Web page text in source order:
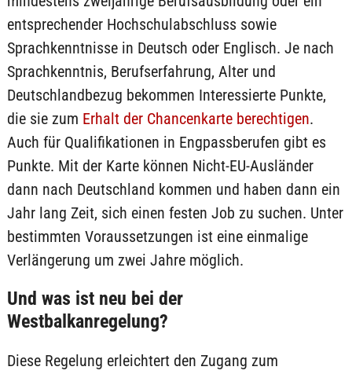
entsprechender Hochschulabschluss sowie
Sprachkenntnisse in Deutsch oder Englisch. Je nach
Sprachkenntnis, Berufserfahrung, Alter und
Deutschlandbezug bekommen Interessierte Punkte,
die sie zum Erhalt der Chancenkarte berechtigen.
Auch für Qualifikationen in Engpassberufen gibt es
Punkte. Mit der Karte können Nicht-EU-Ausländer
dann nach Deutschland kommen und haben dann ein
Jahr lang Zeit, sich einen festen Job zu suchen. Unter
bestimmten Voraussetzungen ist eine einmalige
Verlängerung um zwei Jahre möglich.
Und was ist neu bei der
Westbalkanregelung?
Diese Regelung erleichtert den Zugang zum